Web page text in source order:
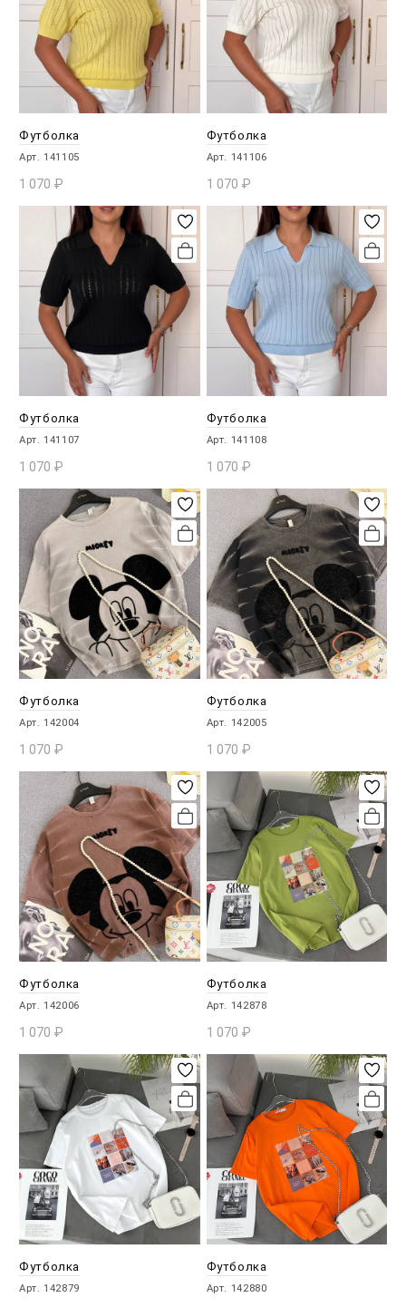
Футболка
Арт. 141105
1 070 ₽
В КОРЗИНУ
Футболка
Арт. 141106
1 070 ₽
В КОРЗИНУ
Футболка
Арт. 141107
1 070 ₽
В КОРЗИНУ
Футболка
Арт. 141108
1 070 ₽
В КОРЗИНУ
Футболка
Арт. 142004
1 070 ₽
В КОРЗИНУ
Футболка
Арт. 142005
1 070 ₽
В КОРЗИНУ
Футболка
Арт. 142006
1 070 ₽
В КОРЗИНУ
Футболка
Арт. 142878
1 070 ₽
В КОРЗИНУ
Футболка
Арт. 142879
Футболка
Арт. 142880